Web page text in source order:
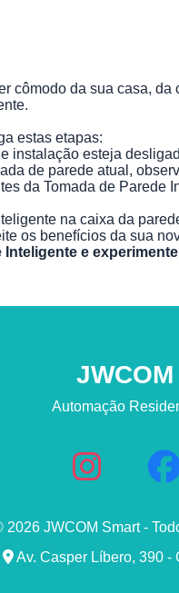
cômodo da sua casa,
estas etapas:
instalação esteja
de parede atual,
da Tomada de
na caixa da
os benefícios da sua
e
Automação
2026 JWCOM Smart -
Av. Casper Líbero, 390 -